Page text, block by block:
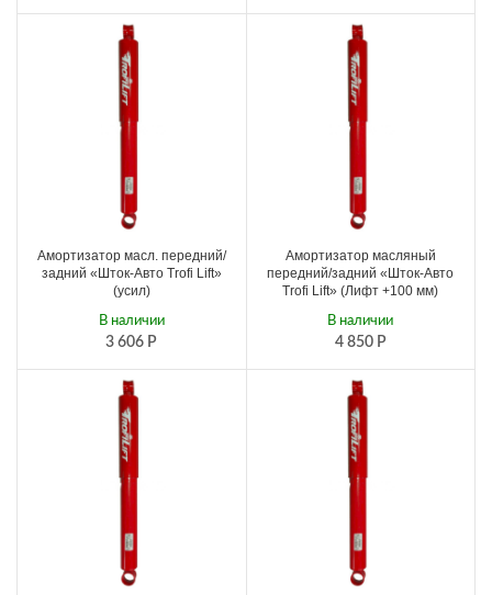
Амортизатор масл. передний/
задний «Шток-Авто Trofi Lift»
(усил)
3 606 Р
В наличии
Амортизатор масляный
передний/задний «Шток-Авто
Trofi Lift» (Лифт +100 мм)
4 850 Р
В наличии